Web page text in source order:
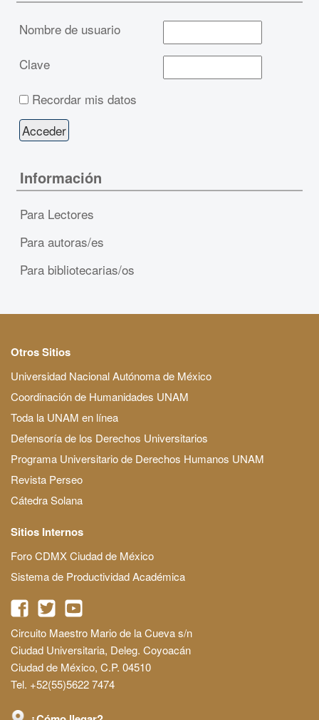
Nombre de usuario
Clave
Recordar mis datos
Información
Para Lectores
Para autoras/es
Para bibliotecarias/os
Otros Sitios
Universidad Nacional Autónoma de México
Coordinación de Humanidades UNAM
Toda la UNAM en línea
Defensoría de los Derechos Universitarios
Programa Universitario de Derechos Humanos UNAM
Revista Perseo
Cátedra Solana
Sitios Internos
Foro CDMX Ciudad de México
Sistema de Productividad Académica
Circuito Maestro Mario de la Cueva s/n
Ciudad Universitaria, Deleg. Coyoacán
Ciudad de México, C.P. 04510
Tel. +52(55)5622 7474